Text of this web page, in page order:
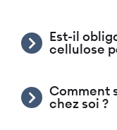
Est-il
cellulose
Comment
chez soi ?